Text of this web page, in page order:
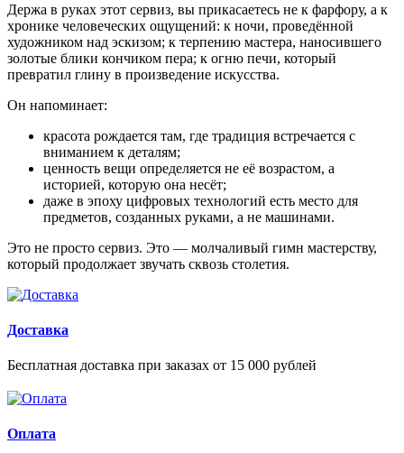
Держа в руках этот сервиз, вы прикасаетесь не к фарфору, а к
хронике человеческих ощущений: к ночи, проведённой
художником над эскизом; к терпению мастера, наносившего
золотые блики кончиком пера; к огню печи, который
превратил глину в произведение искусства.
Он напоминает:
красота рождается там, где традиция встречается с
вниманием к деталям;
ценность вещи определяется не её возрастом, а
историей, которую она несёт;
даже в эпоху цифровых технологий есть место для
предметов, созданных руками, а не машинами.
Это не просто сервиз. Это — молчаливый гимн мастерству,
который продолжает звучать сквозь столетия.
Доставка
Бесплатная доставка при заказах от 15 000 рублей
Оплата